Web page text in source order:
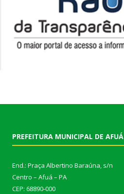
PREFEITURA MUNICIPAL DE AFUÁ
End.: Praça Albertino Baraúna, s/n
Centro – Afuá – PA
CEP: 68890-000